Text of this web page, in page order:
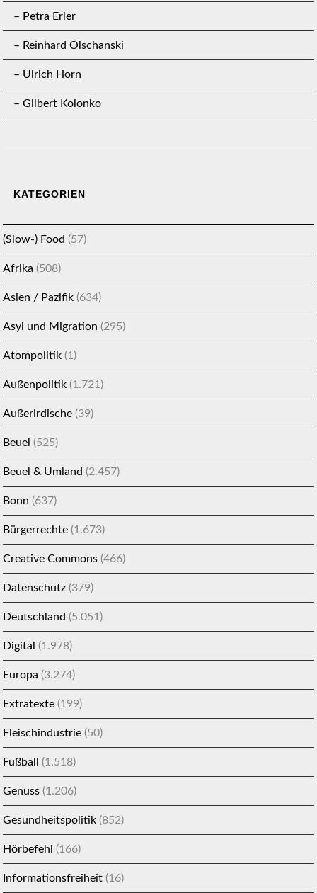
– Petra Erler
– Reinhard Olschanski
– Ulrich Horn
– Gilbert Kolonko
KATEGORIEN
(Slow-) Food (57)
Afrika (508)
Asien / Pazifik (634)
Asyl und Migration (295)
Atompolitik (1)
Außenpolitik (1.721)
Außerirdische (39)
Beuel (525)
Beuel & Umland (2.457)
Bonn (637)
Bürgerrechte (1.673)
Creative Commons (466)
Datenschutz (379)
Deutschland (5.051)
Digital (1.978)
Europa (3.274)
Extratexte (199)
Fleischindustrie (50)
Fußball (1.518)
Genuss (1.206)
Gesundheitspolitik (852)
Hörbefehl (166)
Informationsfreiheit (16)